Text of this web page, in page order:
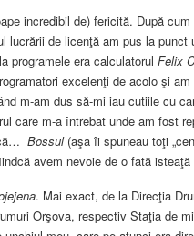
incredibil de) fericită. După
lucrării de licenţă am pus la punct
programele era calculatorulFelix
excelenţi de acolo şi
m-am dus să-mi iau cutiile cu
care m-a întrebat unde am fost
Bossul(aşa îi spuneau toţi
avem nevoie de o fată isteaţă
. Mai exact, de la Direcţia
Orşova, respectiv Staţia de